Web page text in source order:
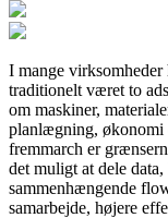
I mange
traditionelt været to
om maskiner,
planlægning, økonomi
fremmarch er
det muligt at dele
sammenhængende
samarbejde, højere